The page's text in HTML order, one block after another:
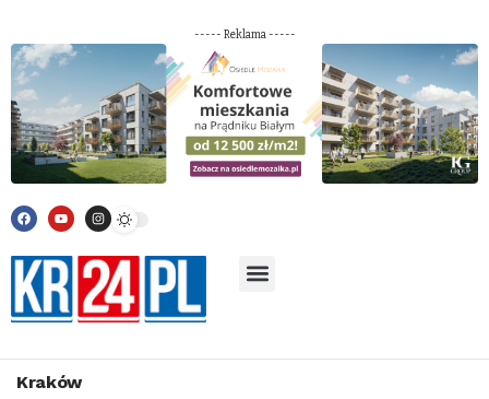
----- Reklama -----
Kraków